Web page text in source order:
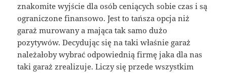
znakomite wyjście dla osób ceniących sobie czas i są
ograniczone finansowo. Jest to tańsza opcja niż
garaż murowany a mająca tak samo dużo
pozytywów. Decydując się na taki właśnie garaż
należałoby wybrać odpowiednią firmę jaka dla nas
taki garaż zrealizuje. Liczy się przede wszystkim